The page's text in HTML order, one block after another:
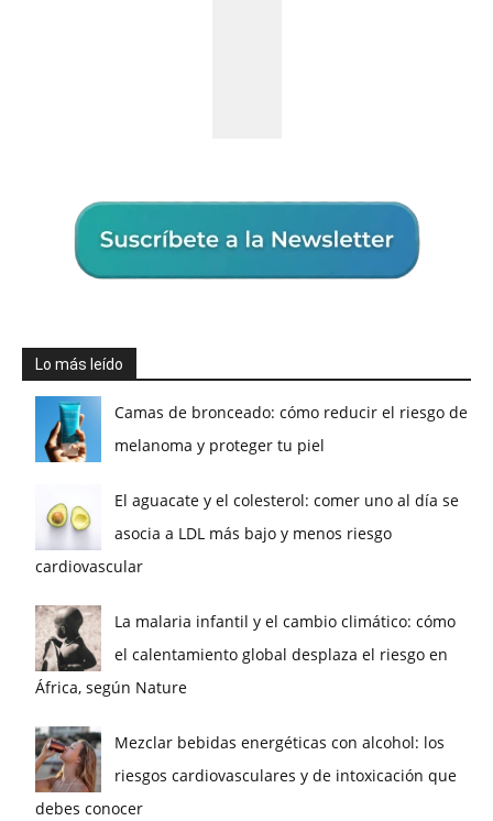
Lo más leído
Camas de bronceado: cómo reducir el riesgo de
melanoma y proteger tu piel
El aguacate y el colesterol: comer uno al día se
asocia a LDL más bajo y menos riesgo
cardiovascular
La malaria infantil y el cambio climático: cómo
el calentamiento global desplaza el riesgo en
África, según Nature
Mezclar bebidas energéticas con alcohol: los
riesgos cardiovasculares y de intoxicación que
debes conocer